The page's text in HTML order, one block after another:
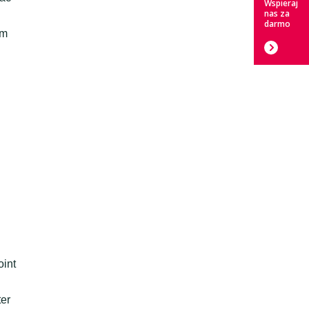
Wspieraj
nas za
darmo